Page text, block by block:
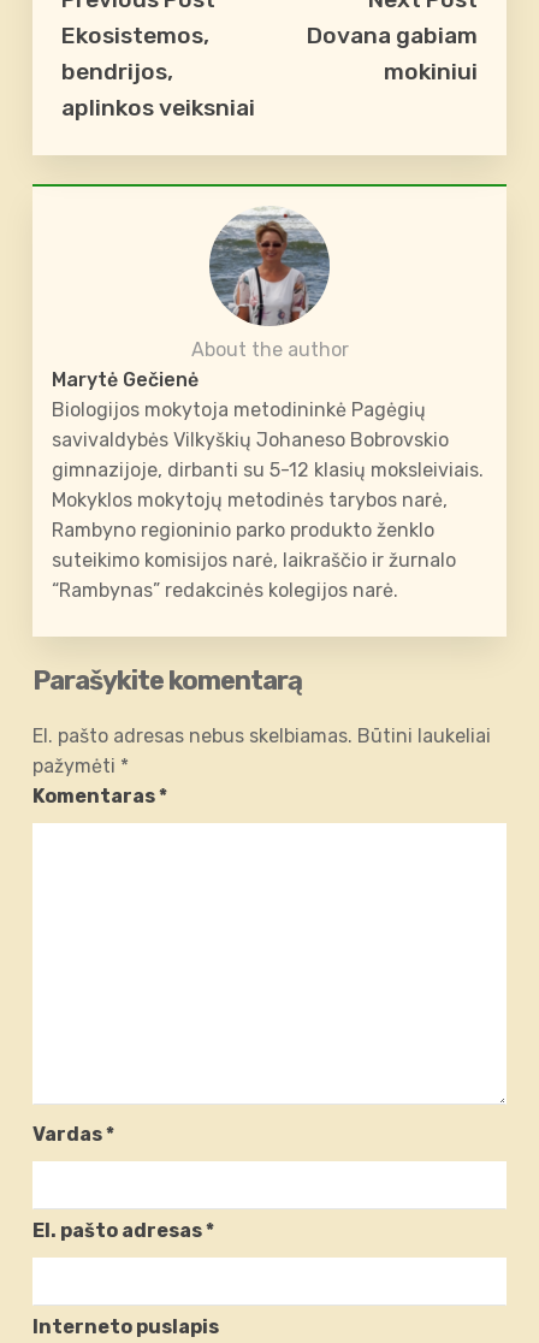
Ekosistemos,
bendrijos,
aplinkos veiksniai
Dovana gabiam
mokiniui
About the author
Marytė Gečienė
Biologijos mokytoja metodininkė Pagėgių
savivaldybės Vilkyškių Johaneso Bobrovskio
gimnazijoje, dirbanti su 5-12 klasių moksleiviais.
Mokyklos mokytojų metodinės tarybos narė,
Rambyno regioninio parko produkto ženklo
suteikimo komisijos narė, laikraščio ir žurnalo
“Rambynas” redakcinės kolegijos narė.
Parašykite komentarą
El. pašto adresas nebus skelbiamas. Būtini laukeliai
pažymėti *
Komentaras*
Vardas*
El. pašto adresas*
Interneto puslapis